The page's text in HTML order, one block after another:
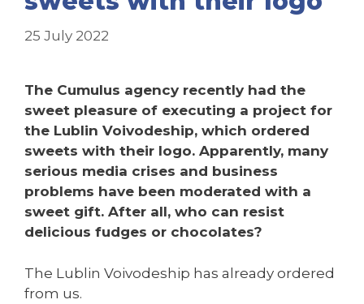
25 July 2022
The Cumulus agency recently had the
sweet pleasure of executing a project for
the Lublin Voivodeship, which ordered
sweets with their logo. Apparently, many
serious media crises and business
problems have been moderated with a
sweet gift. After all, who can resist
delicious fudges or chocolates?
The Lublin Voivodeship has already ordered
from us.